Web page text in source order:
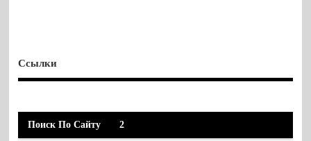
Ссылки
Поиск По Сайту 2